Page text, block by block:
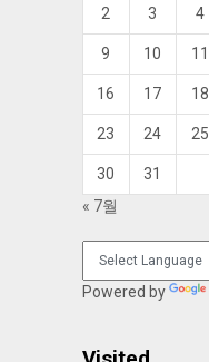
2 3 4
9 10 11
16 17 18
23 24 25
30
31
« 7월
Powered by